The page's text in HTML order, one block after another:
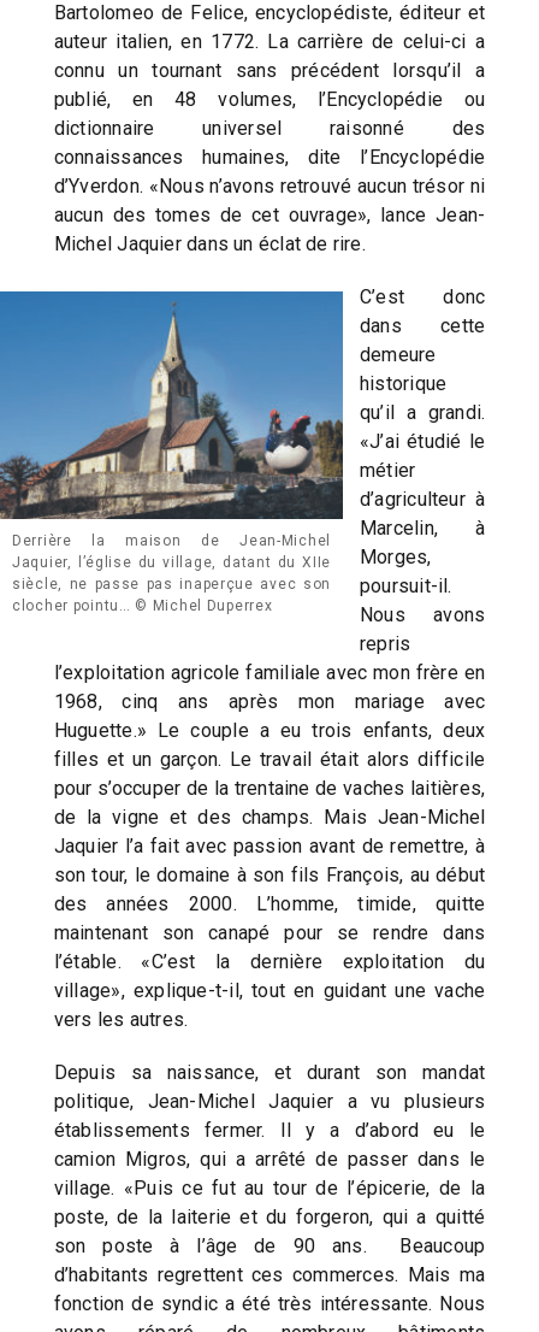
Bartolomeo de Felice, encyclopédiste, éditeur et
auteur italien, en 1772. La carrière de celui-ci a
connu un tournant sans précédent lorsqu’il a
publié, en 48 volumes, l’Encyclopédie ou
dictionnaire universel raisonné des
connaissances humaines, dite l’Encyclopédie
d’Yverdon. «Nous n’avons retrouvé aucun trésor ni
aucun des tomes de cet ouvrage», lance Jean-
Michel Jaquier dans un éclat de rire.
Derrière la maison de Jean-Michel
Jaquier, l’église du village, datant du XIIe
siècle, ne passe pas inaperçue avec son
clocher pointu… © Michel Duperrex
C’est donc
dans cette
demeure
historique
qu’il a grandi.
«J’ai étudié le
métier
d’agriculteur à
Marcelin, à
Morges,
poursuit-il.
Nous avons
repris
l’exploitation agricole familiale avec mon frère en
1968, cinq ans après mon mariage avec
Huguette.» Le couple a eu trois enfants, deux
filles et un garçon. Le travail était alors difficile
pour s’occuper de la trentaine de vaches laitières,
de la vigne et des champs. Mais Jean-Michel
Jaquier l’a fait avec passion avant de remettre, à
son tour, le domaine à son fils François, au début
des années 2000. L’homme, timide, quitte
maintenant son canapé pour se rendre dans
l’étable. «C’est la dernière exploitation du
village», explique-t-il, tout en guidant une vache
vers les autres.
Depuis sa naissance, et durant son mandat
politique, Jean-Michel Jaquier a vu plusieurs
établissements fermer. Il y a d’abord eu le
camion Migros, qui a arrêté de passer dans le
village. «Puis ce fut au tour de l’épicerie, de la
poste, de la laiterie et du forgeron, qui a quitté
son poste à l’âge de 90 ans. Beaucoup
d’habitants regrettent ces commerces. Mais ma
fonction de syndic a été très intéressante. Nous